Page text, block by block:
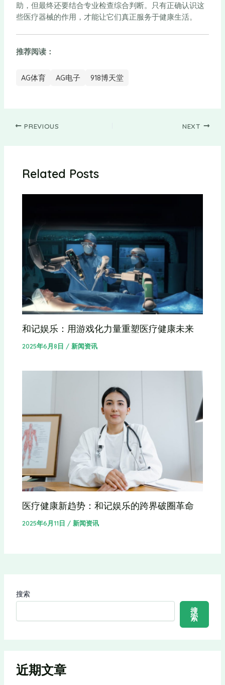
助，但最终还要结合专业检查综合判断。只有正确认识这
些医疗器械的作用，才能让它们真正服务于健康生活。
推荐阅读：
AG体育 AG电子 918博天堂
PREVIOUS NEXT
Related Posts
和记娱乐：用游戏化力量重塑医疗健康未来
2025年6月8日 /新闻资讯
医疗健康新趋势：和记娱乐的跨界破圈革命
2025年6月11日 /新闻资讯
搜索
搜
索
近期文章